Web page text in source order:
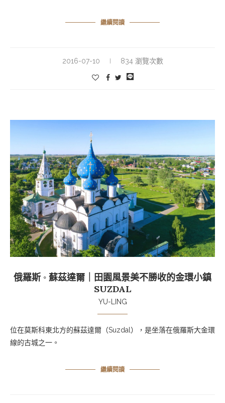
繼續閱讀
2016-07-10 834 瀏覽次數
俄羅斯 ◦ 蘇茲達爾｜田園風景美不勝收的金環小鎮
SUZDAL
YU-LING
位在莫斯科東北方的蘇茲達爾（Suzdal ），是坐落在俄羅斯大金環
線的古城之一。
繼續閱讀